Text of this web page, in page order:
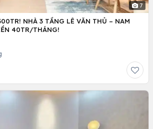
7
NHÀ 3 TẦNG LÊ VĂN THỦ – NAM
40TR/THÁNG!